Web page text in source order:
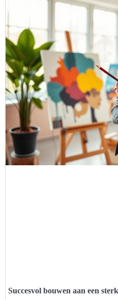
Succesvol bouwen aan een